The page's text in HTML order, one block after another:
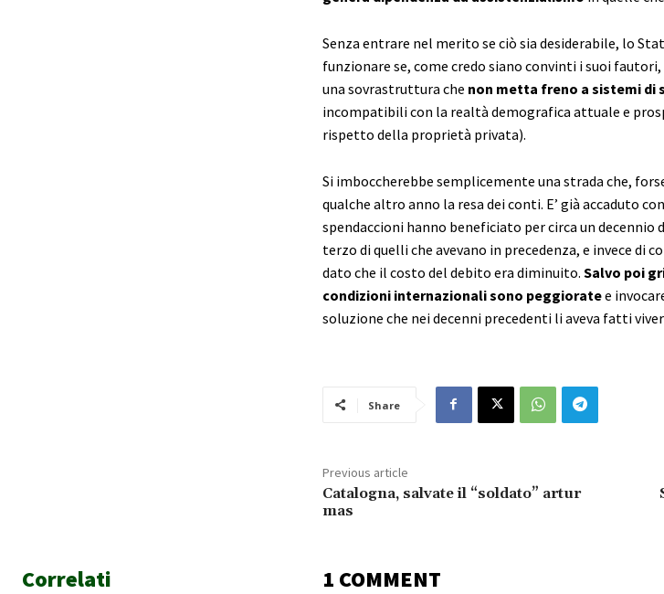
Senza entrare nel merito se ciò sia desiderabile, lo
funzionare se, come credo siano convinti i suoi
una sovrastruttura che non metta freno a sistemi di
incompatibili con la realtà demografica attuale e
rispetto della proprietà privata).
Si imboccherebbe semplicemente una strada che,
qualche altro anno la resa dei conti. E’ già accaduto
spendaccioni hanno beneficiato per circa un decennio
terzo di quelli che avevano in precedenza, e invece di
dato che il costo del debito era diminuito. Salvo poi
condizioni internazionali sono peggioratee
soluzione che nei decenni precedenti li aveva fatti
Share
Previous article
Catalogna, salvate il “soldato” artur
mas
Correlati 1 COMMENT